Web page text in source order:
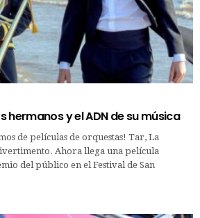
hermanos y el ADN de su música
de películas de orquestas! Tar, La
Ahora llega una película
del público en el Festival de San